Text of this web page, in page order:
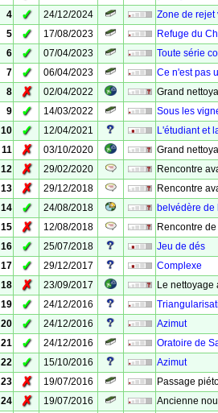
4
✓ 24/12/2024
Zone de rejet
5
✓ 17/08/2023
Refuge du
6
✓ 07/04/2023
Toute série
7
✓ 06/04/2023
Ce n'est pas
8
✗ 02/04/2022
Grand
9
✓ 14/03/2022
Sous les
10
✓ 12/04/2021
L'étudiant et
11
✗ 03/10/2020
Grand
12
✗ 29/02/2020
Rencontre
13
✗ 29/12/2018
Rencontre
14
✓ 24/08/2018
belvédère de
15
✗ 12/08/2018
Rencontre
16
✓ 25/07/2018
Jeu de dés
17
✓ 29/12/2017
Complexe
18
✗ 23/09/2017
Le nettoyage
19
✓ 24/12/2016
20
✓ 24/12/2016
Azimut
21
✓ 24/12/2016
Oratoire de
22
✓ 15/10/2016
Azimut
23
✗ 19/07/2016
Passage
24
✗ 19/07/2016
Ancienne